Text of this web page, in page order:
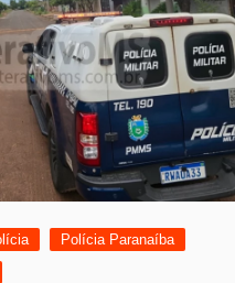
Polícia Paranaíba